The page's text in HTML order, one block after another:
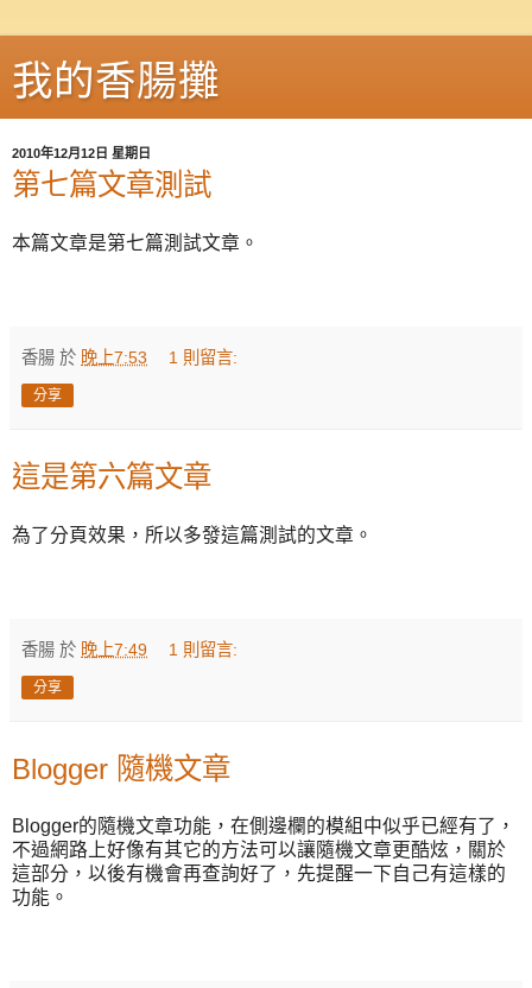
我的香腸攤
2010年12月12日 星期日
第七篇文章測試
本篇文章是第七篇測試文章。
香腸 於 晚上7:53 1 則留言:
分享
這是第六篇文章
為了分頁效果，所以多發這篇測試的文章。
香腸 於 晚上7:49 1 則留言:
分享
Blogger 隨機文章
Blogger的隨機文章功能，在側邊欄的模組中似乎已經有了，
不過網路上好像有其它的方法可以讓隨機文章更酷炫，關於
這部分，以後有機會再查詢好了，先提醒一下自己有這樣的
功能。